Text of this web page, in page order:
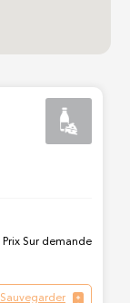
Prix Sur demande
Sauvegarder